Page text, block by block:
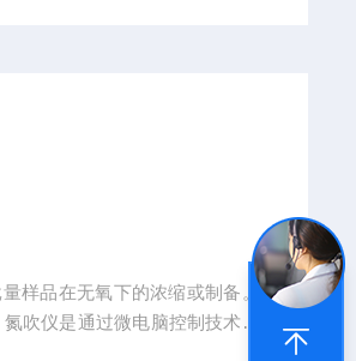
样品在无氧下的浓缩或制备。
吹仪是通过微电脑控制技术，